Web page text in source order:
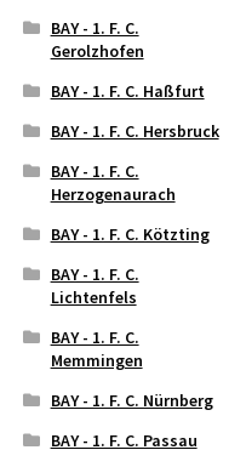
BAY - 1. F. C.
Gerolzhofen
BAY - 1. F. C. Haßfurt
BAY - 1. F. C. Hersbruck
BAY - 1. F. C.
Herzogenaurach
BAY - 1. F. C. Kötzting
BAY - 1. F. C.
Lichtenfels
BAY - 1. F. C.
Memmingen
BAY - 1. F. C. Nürnberg
BAY - 1. F. C. Passau